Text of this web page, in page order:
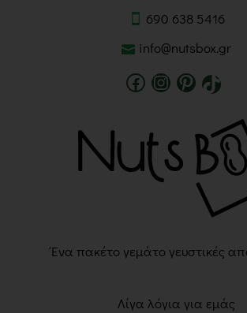
690 638 5416
info@nutsbox.gr
Ένα πακέτο γεμάτο γευστικές
Λίγα λόγια για εμάς